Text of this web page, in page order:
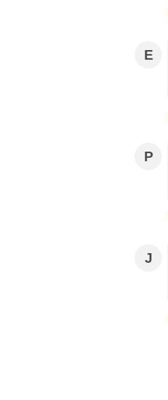
E
P
J